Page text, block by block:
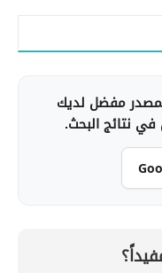
مفضل لديك
في نتائج البحث.